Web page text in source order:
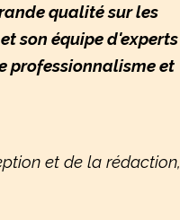
qualité sur les
son équipe d'experts
professionnalisme et
et de la rédaction,